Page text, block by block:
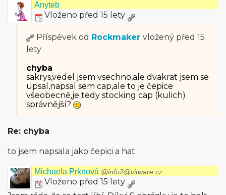
Anyteb
Vloženo před 15 lety
Příspěvek od Rockmaker vložený před 15
lety
chyba
sakrys,vedel jsem vsechno,ale dvakrat jsem se
upsal,napsal sem cap,ale to je čepice
všeobecně,je tedy stocking cap (kulich)
správnější?
Re: chyba
to jsem napsala jako čepici a hat
Michaela Prknová @info2@vitware.cz
Vloženo před 15 lety